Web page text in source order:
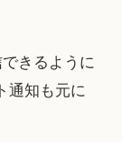
きるように
通知も元に